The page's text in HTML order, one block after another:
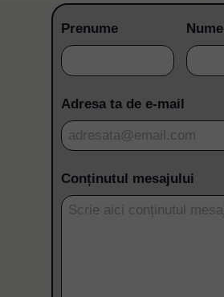
Prenume Nume
Adresa ta de e-mail
Conținutul mesajului